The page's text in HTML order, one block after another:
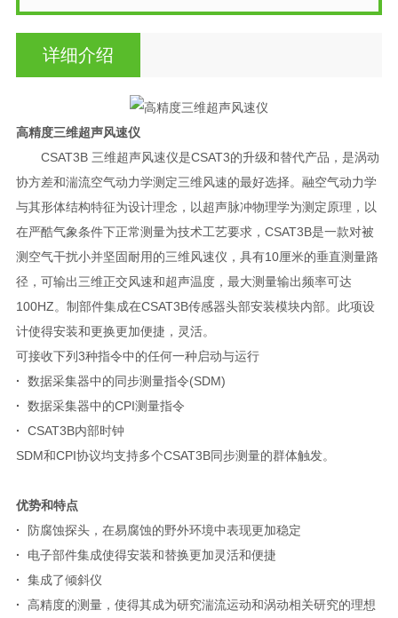
详细介绍
高精度三维超声风速仪
CSAT3B 三维超声风速仪是CSAT3的升级和替代产品，是涡动
协方差和湍流空气动力学测定三维风速的最好选择。融空气动力学
与其形体结构特征为设计理念，以超声脉冲物理学为测定原理，以
在严酷气象条件下正常测量为技术工艺要求，CSAT3B是一款对被
测空气干扰小并坚固耐用的三维风速仪，具有10厘米的垂直测量路
径，可输出三维正交风速和超声温度，最大测量输出频率可达
100HZ。制部件集成在CSAT3B传感器头部安装模块内部。此项设
计使得安装和更换更加便捷，灵活。
可接收下列3种指令中的任何一种启动与运行
·
数据采集器中的同步测量指令(SDM)
·
数据采集器中的CPI测量指令
·
CSAT3B内部时钟
SDM和CPI协议均支持多个CSAT3B同步测量的群体触发。
优势和特点
·
防腐蚀探头，在易腐蚀的野外环境中表现更加稳定
·
电子部件集成使得安装和替换更加灵活和便捷
·
集成了倾斜仪
·
高精度的测量，使得其成为研究湍流运动和涡动相关研究的理想